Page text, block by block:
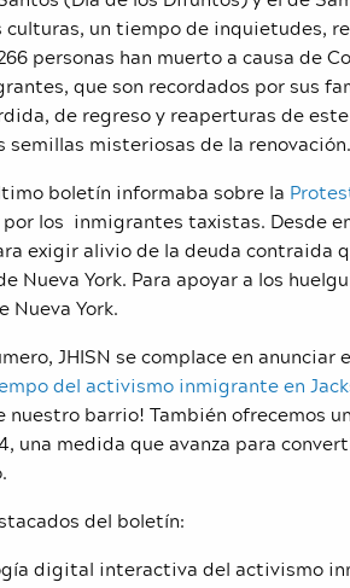
un tiempo de inquietudes,
personas han muerto a causa de
que son recordados por sus
de regreso y reaperturas de
semillas misteriosas de la renovación.
boletín informaba sobre la
por los inmigrantes taxistas. Desde
exigir alivio de la deuda contraida
Nueva York. Para apoyar a los
Nueva York.
JHISN se complace en
del activismo inmigrante en
nuestro barrio! También ofrecemos
una medida que avanza para
del boletín:
digital interactiva del activismo